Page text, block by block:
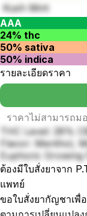
Kush Mint
AAA
24% thc
50% sativa
50% indica
รายละเอียดราคา
ราคาไม่สามารถม
THC Level: 28%
Flavor: Menthol,
Euphoric
ต้องมีใบสั่งยาจาก
แพทย์
ขอใบสั่งยากัญชาเพื่